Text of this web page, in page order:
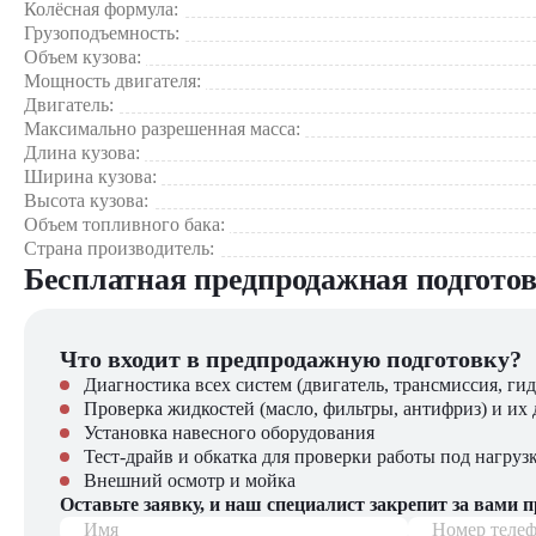
Универсальность
Сферы применения:
В городском строительстве – перевозка строительных
В дорожных работах – транспортировка асфальта и щебня
В коммунальном хозяйстве – вывоз строительного мусора
В промышленности – доставка сырья на предприятия
Приобрести самосвал Howo ZZ3317N3568W [8x4, 19.3
Полный комплект документов
Сервисное обслуживание
Широкий выбор запчастей
В нашем каталоге представлены различные модели
Колёсная формула:
Грузоподъемность:
Объем кузова:
Мощность двигателя:
Двигатель:
Максимально разрешенная масса:
Длина кузова:
Ширина кузова:
Высота кузова:
Объем топливного бака:
Страна производитель:
Бесплатная предпродажная
Что входит в предпродажную подготовку?
Диагностика всех систем (двигатель, трансмиссия,
Проверка жидкостей (масло, фильтры, антифриз) и их
Установка навесного оборудования
Тест-драйв и обкатка для проверки работы под
Внешний осмотр и мойка
Оставьте заявку, и наш специалист закрепит за вами
Имя
Номер